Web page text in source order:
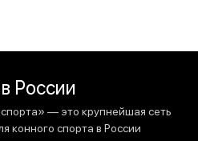
России
— это крупнейшая сеть
конного спорта в России